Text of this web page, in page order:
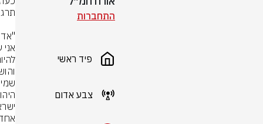
התחברות
פיד ראשי
צבע אדום